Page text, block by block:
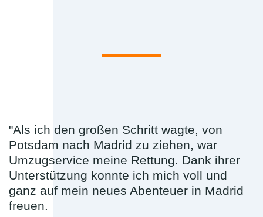
"Als ich den großen Schritt wagte, von
Potsdam nach Madrid zu ziehen, war
Umzugservice meine Rettung. Dank ihrer
Unterstützung konnte ich mich voll und
ganz auf mein neues Abenteuer in Madrid
freuen.